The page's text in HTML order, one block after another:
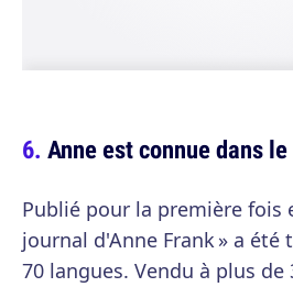
Anne est connue dans
Publié pour la première fois
journal d'Anne Frank » a
70 langues. Vendu à plus